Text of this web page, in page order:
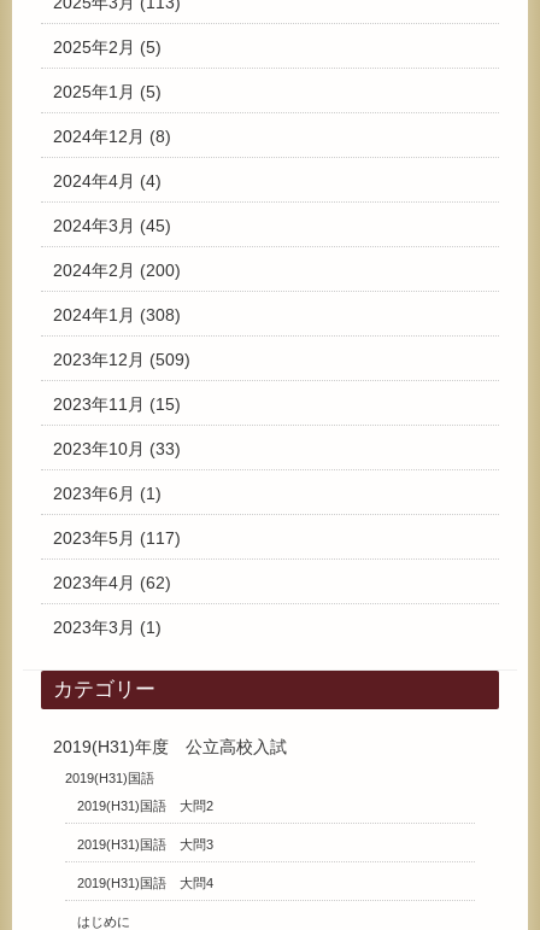
2025年2月 (5)
2025年1月 (5)
2024年12月 (8)
2024年4月 (4)
2024年3月 (45)
2024年2月 (200)
2024年1月 (308)
2023年12月 (509)
2023年11月 (15)
2023年10月 (33)
2023年6月 (1)
2023年5月 (117)
2023年4月 (62)
2023年3月 (1)
カテゴリー
2019(H31)年度 公立高校入試
2019(H31)国語
2019(H31)国語 大問2
2019(H31)国語 大問3
2019(H31)国語 大問4
はじめに